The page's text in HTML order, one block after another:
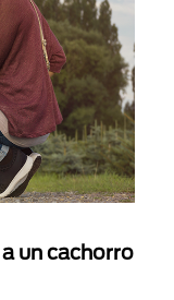
un cachorro